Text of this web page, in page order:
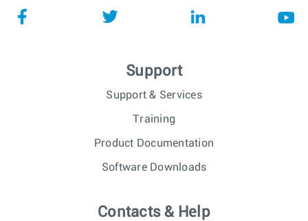
Support
Support & Services
Training
Product Documentation
Software Downloads
Contacts & Help